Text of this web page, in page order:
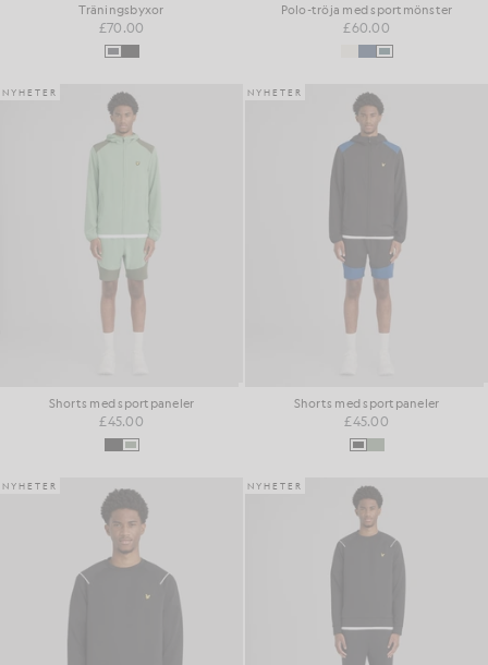
Träningsbyxor
£70.00
Polo-tröja med sportmönster
£60.00
NYHETER
Shorts med sportpaneler
£45.00
NYHETER
Shorts med sportpaneler
£45.00
NYHETER NYHETER